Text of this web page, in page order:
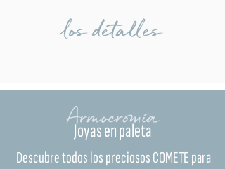
los detalles
Armocromía
Joyas en paleta
Descubre todos los preciosos COMETE para